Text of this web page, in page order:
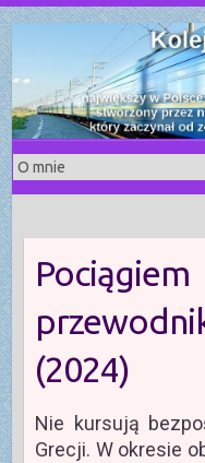
S
k
i
p
t
o
c
o
n
t
e
n
t
(2024)
Nie kursują
Grecji. W okresie